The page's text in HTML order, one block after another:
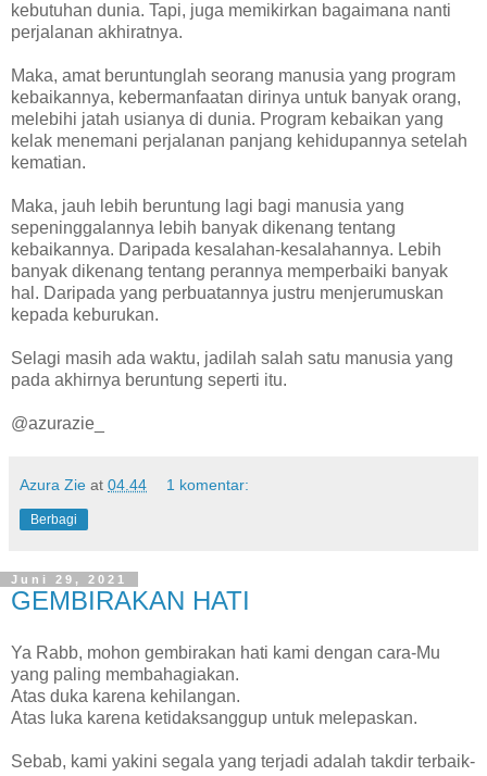
kebutuhan dunia. Tapi, juga memikirkan bagaimana nanti
perjalanan akhiratnya.
Maka, amat beruntunglah seorang manusia yang program
kebaikannya, kebermanfaatan dirinya untuk banyak orang,
melebihi jatah usianya di dunia. Program kebaikan yang
kelak menemani perjalanan panjang kehidupannya setelah
kematian.
Maka, jauh lebih beruntung lagi bagi manusia yang
sepeninggalannya lebih banyak dikenang tentang
kebaikannya. Daripada kesalahan-kesalahannya. Lebih
banyak dikenang tentang perannya memperbaiki banyak
hal. Daripada yang perbuatannya justru menjerumuskan
kepada keburukan.
Selagi masih ada waktu, jadilah salah satu manusia yang
pada akhirnya beruntung seperti itu.
@azurazie_
Azura Zie at 04.44 1 komentar:
Berbagi
Juni 29, 2021
GEMBIRAKAN HATI
Ya Rabb, mohon gembirakan hati kami dengan cara-Mu
yang paling membahagiakan.
Atas duka karena kehilangan.
Atas luka karena ketidaksanggup untuk melepaskan.
Sebab, kami yakini segala yang terjadi adalah takdir terbaik-